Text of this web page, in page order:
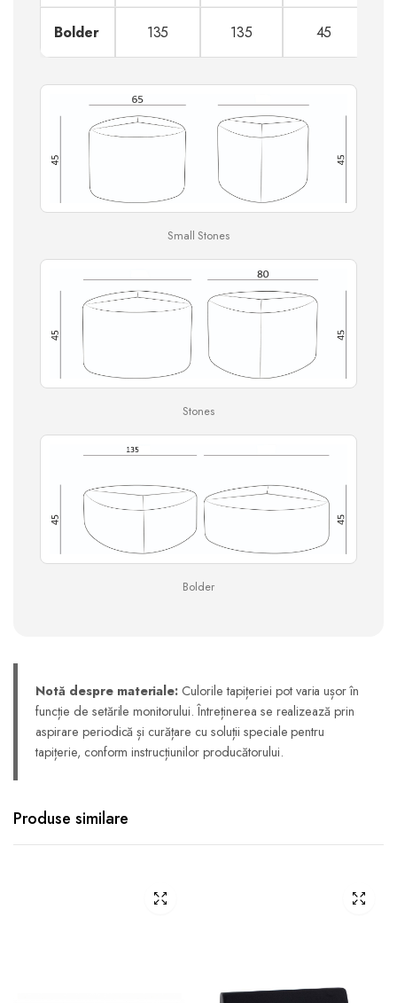
Bolder 135 135 45
Small Stones
Stones
Bolder
Notă despre materiale: Culorile tapițeriei pot varia ușor în
funcție de setările monitorului. Întreținerea se realizează prin
aspirare periodică și curățare cu soluții speciale pentru
tapițerie, conform instrucțiunilor producătorului.
Produse similare